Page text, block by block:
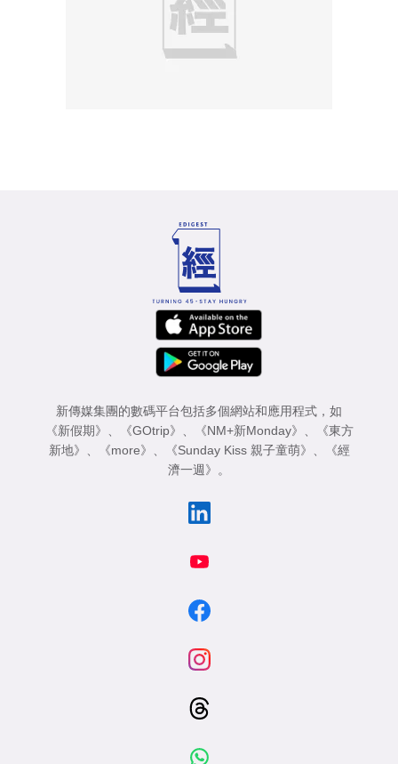
新傳媒集團的數碼平台包括多個網站和應用程式，如
《新假期》
《GOtrip》 《NM+新Monday》
《東方
新地》
《more》 《Sunday Kiss 親子童萌》
《經
濟一週》
。